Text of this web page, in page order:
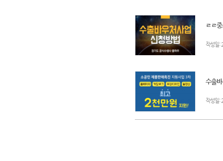
ㄹㄹ
작성일
수출
작성일